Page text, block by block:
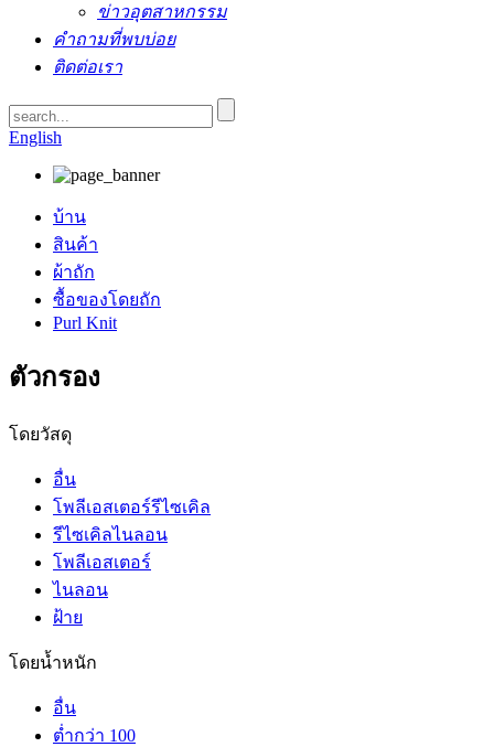
ข่าวอุตสาหกรรม
คำถามที่พบบ่อย
ติดต่อเรา
English
บ้าน
สินค้า
ผ้าถัก
ซื้อของโดยถัก
Purl Knit
ตัวกรอง
โดยวัสดุ
อื่น
โพลีเอสเตอร์รีไซเคิล
รีไซเคิลไนลอน
โพลีเอสเตอร์
ไนลอน
ฝ้าย
โดยน้ำหนัก
อื่น
ต่ำกว่า 100